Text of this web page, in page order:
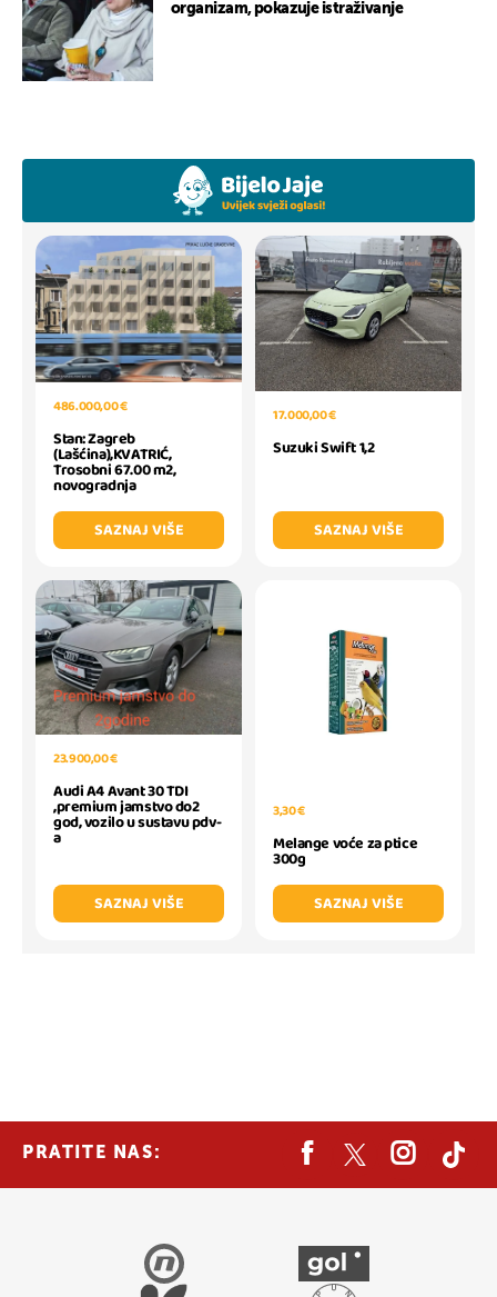
organizam, pokazuje istraživanje
486.000,00 €
Stan: Zagreb
(Lašćina),KVATRIĆ,
Trosobni 67.00 m2,
novogradnja
SAZNAJ VIŠE
17.000,00 €
Suzuki Swift 1,2
SAZNAJ VIŠE
23.900,00 €
Audi A4 Avant 30 TDI
,premium jamstvo do2
god, vozilo u sustavu pdv-
a
SAZNAJ VIŠE
3,30 €
Melange voće za ptice
300g
SAZNAJ VIŠE
PRATITE NAS: